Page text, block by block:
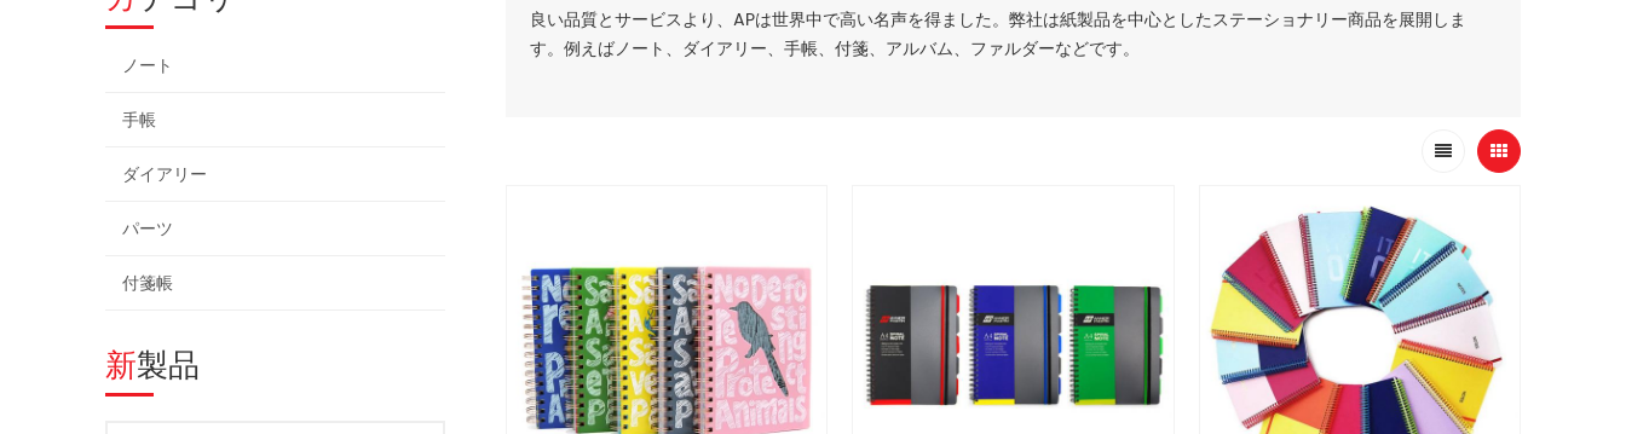
ノート
手帳
ダイアリー
パーツ
付箋帳
新製品
良い品質とサービスより、APは世界中で高い名声を得ました。弊社は紙製品を中心としたステーショナリー商品を展開しま
す。例えばノート、ダイアリー、手帳、付箋、アルバム、ファルダーなどです。